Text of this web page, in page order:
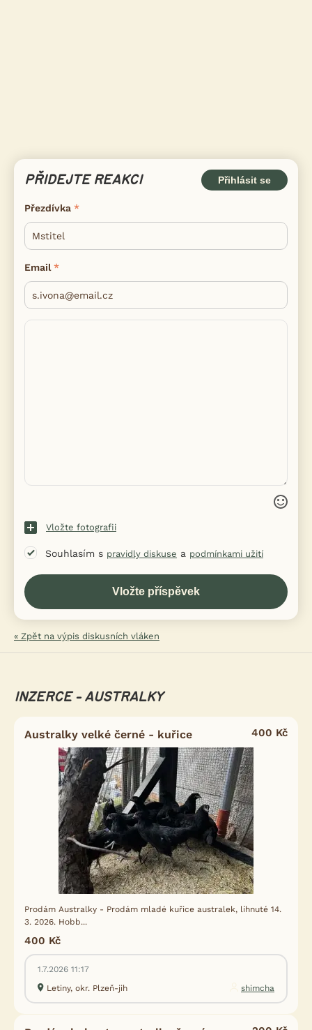
PŘIDEJTE REAKCI Přihlásit se
Přezdívka
Email
Vložte fotografii
Souhlasím s pravidly diskuse a podmínkami užití
« Zpět na výpis diskusních vláken
INZERCE - AUSTRALKY
Australky velké černé - kuřice 400 Kč
Prodám Australky - Prodám mladé kuřice australek, líhnuté 14.
3. 2026. Hobb...
400 Kč
1.7.2026 11:17
Letiny, okr. Plzeň-jih
shimcha